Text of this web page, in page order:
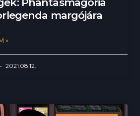
margójára
»
2021.08.12.